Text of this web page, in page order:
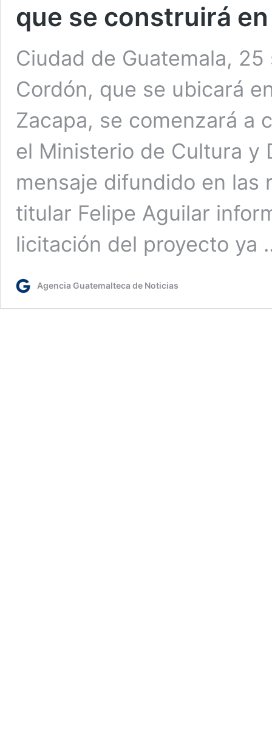
que se construirá
Ciudad de Guatemala,
Cordón, que se ubicará
Zacapa, se comenzará a
el Ministerio de Cultura y
mensaje difundido en las
titular Felipe Aguilar
licitación del proyecto
Agencia Guatemalteca de Noticias